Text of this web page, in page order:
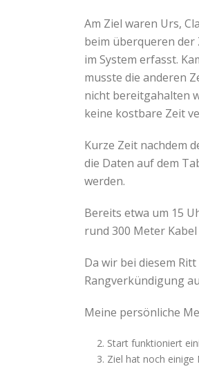
Am Ziel waren Urs,
beim überqueren
im System erfasst.
musste die anderen
nicht bereitgahalten
keine kostbare Zeit
Kurze Zeit nachdem
die Daten auf dem
werden.
Bereits etwa um 15
rund 300 Meter
Da wir bei diesem
Rangverkündigung
Meine persönliche
Start funktioniert
Ziel hat noch einige